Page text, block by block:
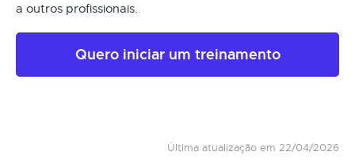
a outros profissionais.
Quero iniciar um treinamento
Última atualização em 22/04/2026